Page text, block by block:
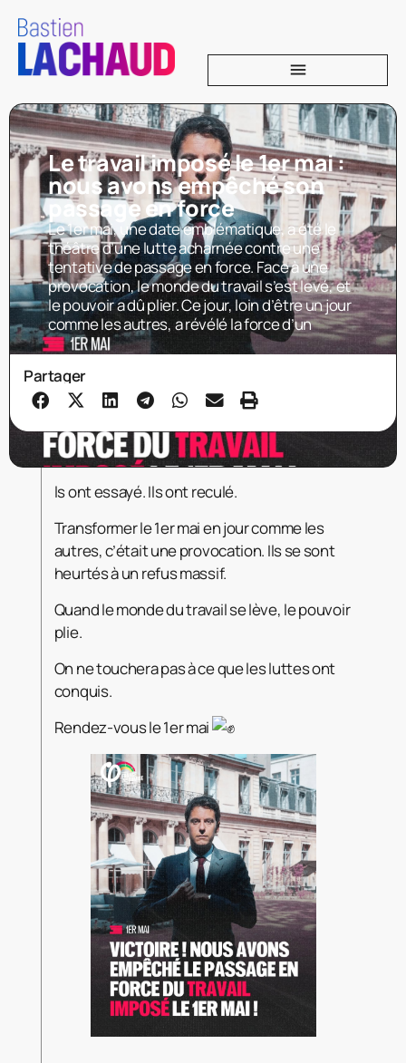
Le travail imposé le 1er mai :
nous avons empêché son
passage en force
Le 1er mai, une date emblématique, a été le
théâtre d’une lutte acharnée contre une
tentative de passage en force. Face à une
provocation, le monde du travail s’est levé, et
le pouvoir a dû plier. Ce jour, loin d’être un jour
comme les autres, a révélé la force d’un
Partager
ls ont essayé. Ils ont reculé.
Transformer le 1er mai en jour comme les
autres, c’était une provocation. Ils se sont
heurtés à un refus massif.
Quand le monde du travail se lève, le pouvoir
plie.
On ne touchera pas à ce que les luttes ont
conquis.
Rendez-vous le 1er mai